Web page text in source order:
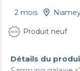
2 mois
Produit neuf
Détails du